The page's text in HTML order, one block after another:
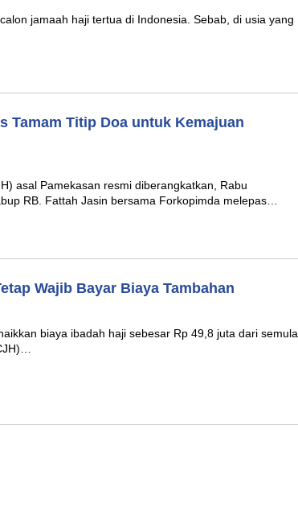
jamaah haji tertua di Indonesia. Sebab, di usia yang
Tamam Titip Doa untuk Kemajuan
asal Pamekasan resmi diberangkatkan, Rabu
RB. Fattah Jasin bersama Forkopimda melepas…
Wajib Bayar Biaya Tambahan
biaya ibadah haji sebesar Rp 49,8 juta dari semula